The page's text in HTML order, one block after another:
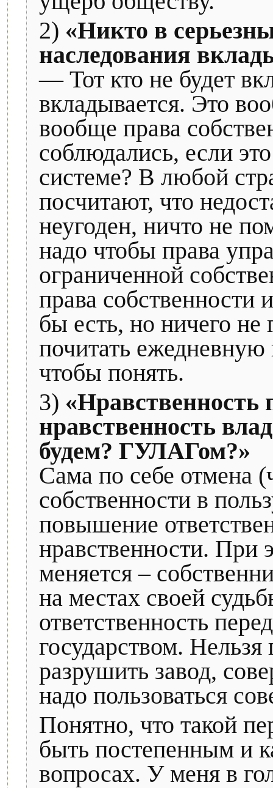
2) «Никто в
наследования
— Тот кто не будет
вкладывается. Это
вообще права
соблюдались, если
системе? В любой
посчитают, что
неугоден, ничто не
надо чтобы права
ограниченной
права собственности
бы есть, но ничего не
почитать
чтобы понять.
3) «Нравственность
нравственность
будем? ГУЛАГом?»
Сама по себе отмена
собственности в
повышение
нравственности. При
меняется –
на местах своей
ответственность
государством.
разрушить завод,
надо пользоваться
Понятно, что такой
быть постепенным и
вопросах. У меня в